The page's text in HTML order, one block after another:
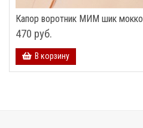
Капор воротник МИМ шик мокко
470 руб.
В корзину